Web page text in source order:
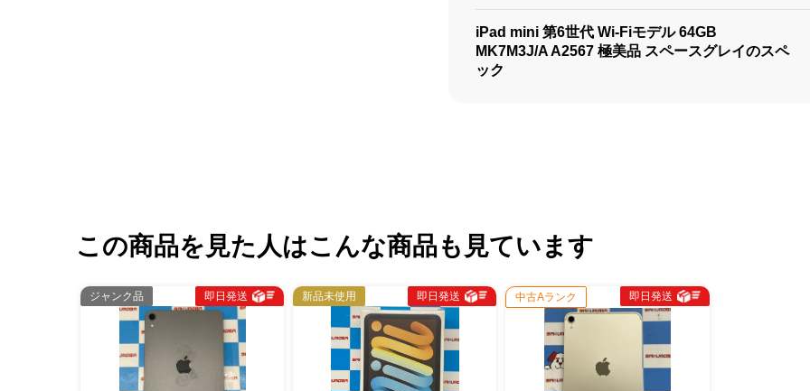
iPad mini 第6世代 Wi-Fiモデル 64GB
MK7M3J/A A2567 極美品 スペースグレイのスペ
ック
この商品を見た人はこんな商品も見ています
ジャンク品 即日発送 新品未使用 即日発送 中古Aランク 即日発送